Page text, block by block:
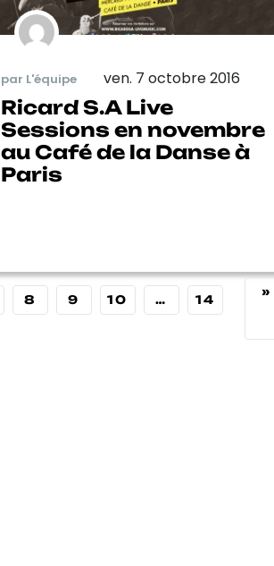
par L'équipe ven. 7 octobre 2016
Ricard S.A Live
Sessions en novembre
au Café de la Danse à
Paris
8 9 10 … 14
»